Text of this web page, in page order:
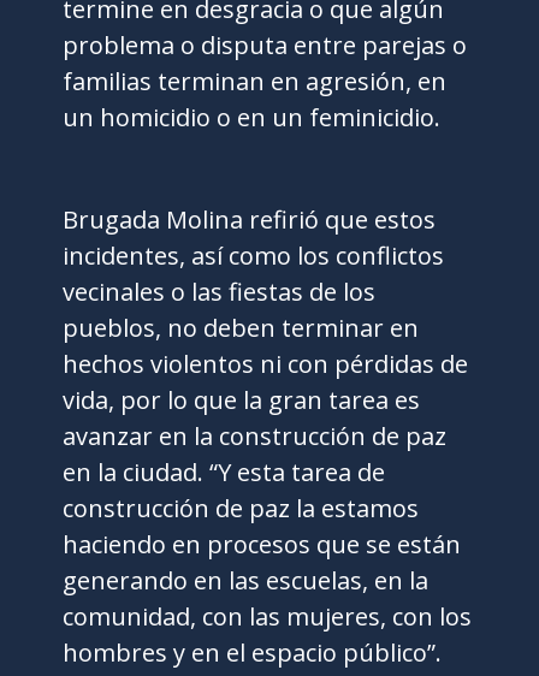
termine en desgracia o que algún
problema o disputa entre parejas o
familias terminan en agresión, en
un homicidio o en un feminicidio.
Brugada Molina refirió que estos
incidentes, así como los conflictos
vecinales o las fiestas de los
pueblos, no deben terminar en
hechos violentos ni con pérdidas de
vida, por lo que la gran tarea es
avanzar en la construcción de paz
en la ciudad. “Y esta tarea de
construcción de paz la estamos
haciendo en procesos que se están
generando en las escuelas, en la
comunidad, con las mujeres, con los
hombres y en el espacio público”.